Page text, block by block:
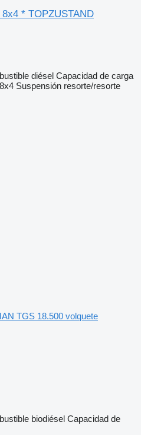
* TOPZUSTAND
diésel Capacidad de carga
8x4 Suspensión resorte/resorte
TGS 18.500 volquete
biodiésel Capacidad de